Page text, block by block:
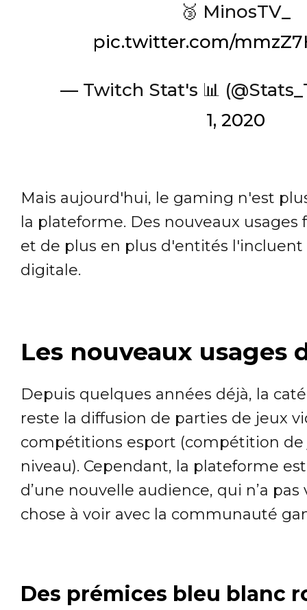
🥉 MinosTV_
pic.twitter.com/
— Twitch Stat's 📊
1, 2020
Mais aujourd'hui, le gaming n'est
la plateforme. Des nouveaux
et de plus en plus d'entités
digitale.
Les nouveaux usages
Depuis quelques années déjà, la
reste la diffusion de parties de jeux
compétitions esport (compétition de
niveau). Cependant, la plateforme
d’une nouvelle audience, qui n’a
chose à voir avec la communauté
Des prémices bleu blanc